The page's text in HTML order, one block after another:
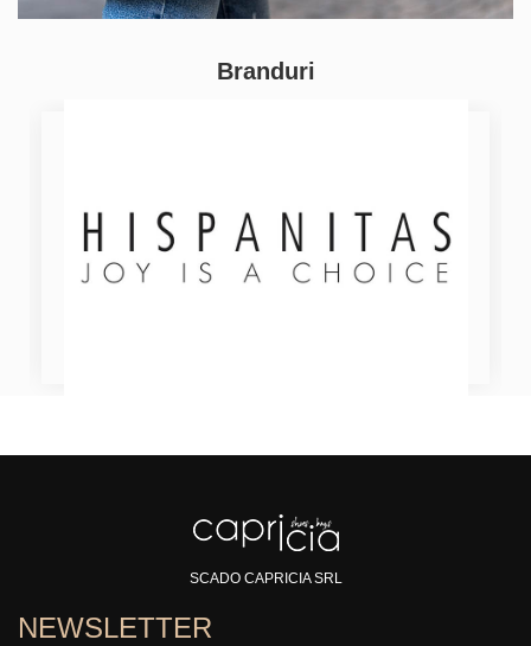
Branduri
SCADO CAPRICIA SRL
NEWSLETTER